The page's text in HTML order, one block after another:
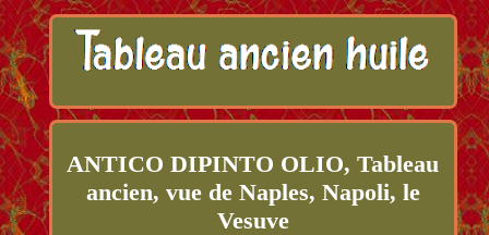
ANTICO DIPINTO OLIO, Tableau
ancien, vue de Naples, Napoli, le
Vesuve